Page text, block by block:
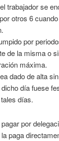
trabajador se
otros 6
por
de la misma o
máxima.
dado de alta
día fuese
días.
por
paga